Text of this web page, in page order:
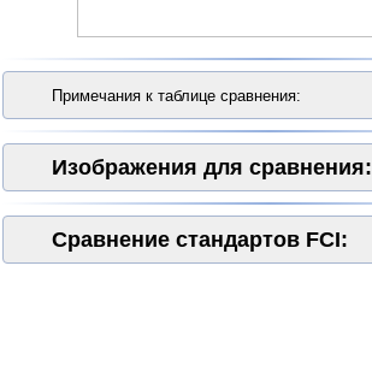
Примечания к таблице сравнения:
Изображения для сравнения:
Сравнение стандартов FCI: